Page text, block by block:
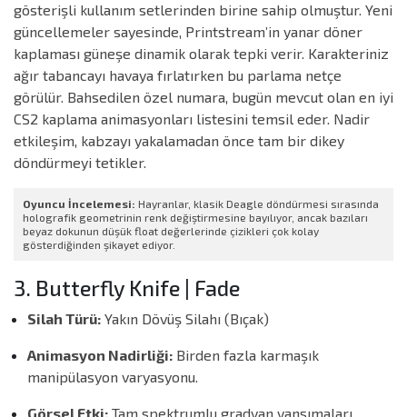
gösterişli kullanım setlerinden birine sahip olmuştur. Yeni
güncellemeler sayesinde, Printstream’in yanar döner
kaplaması güneşe dinamik olarak tepki verir. Karakteriniz
ağır tabancayı havaya fırlatırken bu parlama netçe
görülür. Bahsedilen özel numara, bugün mevcut olan en iyi
CS2 kaplama animasyonları listesini temsil eder. Nadir
etkileşim, kabzayı yakalamadan önce tam bir dikey
döndürmeyi tetikler.
Oyuncu İncelemesi: Hayranlar, klasik Deagle döndürmesi sırasında
holografik geometrinin renk değiştirmesine bayılıyor, ancak bazıları
beyaz dokunun düşük float değerlerinde çizikleri çok kolay
gösterdiğinden şikayet ediyor.
3. Butterfly Knife | Fade
Silah Türü: Yakın Dövüş Silahı (Bıçak)
Animasyon Nadirliği: Birden fazla karmaşık
manipülasyon varyasyonu.
Görsel Etki: Tam spektrumlu gradyan yansımaları.